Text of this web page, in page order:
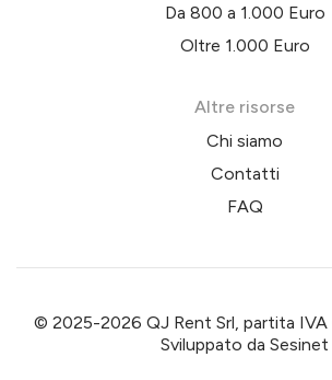
Da 800 a 1.000 Euro
Oltre 1.000 Euro
Altre risorse
Chi siamo
Contatti
FAQ
© 2025-2026 QJ Rent Srl, partita
Sviluppato da Sesinet